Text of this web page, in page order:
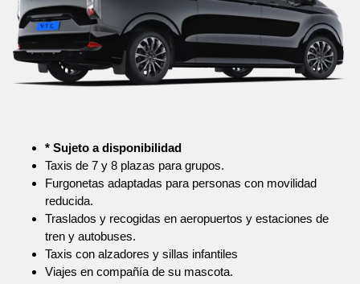
* Sujeto a disponibilidad
Taxis de 7 y 8 plazas para grupos.
Furgonetas adaptadas para personas con movilidad
reducida.
Traslados y recogidas en aeropuertos y estaciones de
tren y autobuses.
Taxis con alzadores y sillas infantiles
Viajes en compañía de su mascota.